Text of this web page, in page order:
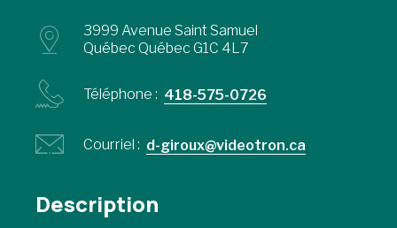
3999 Avenue Saint Samuel
Québec Québec G1C 4L7
Téléphone : 418-575-0726
Courriel : d-giroux@videotron.ca
Description